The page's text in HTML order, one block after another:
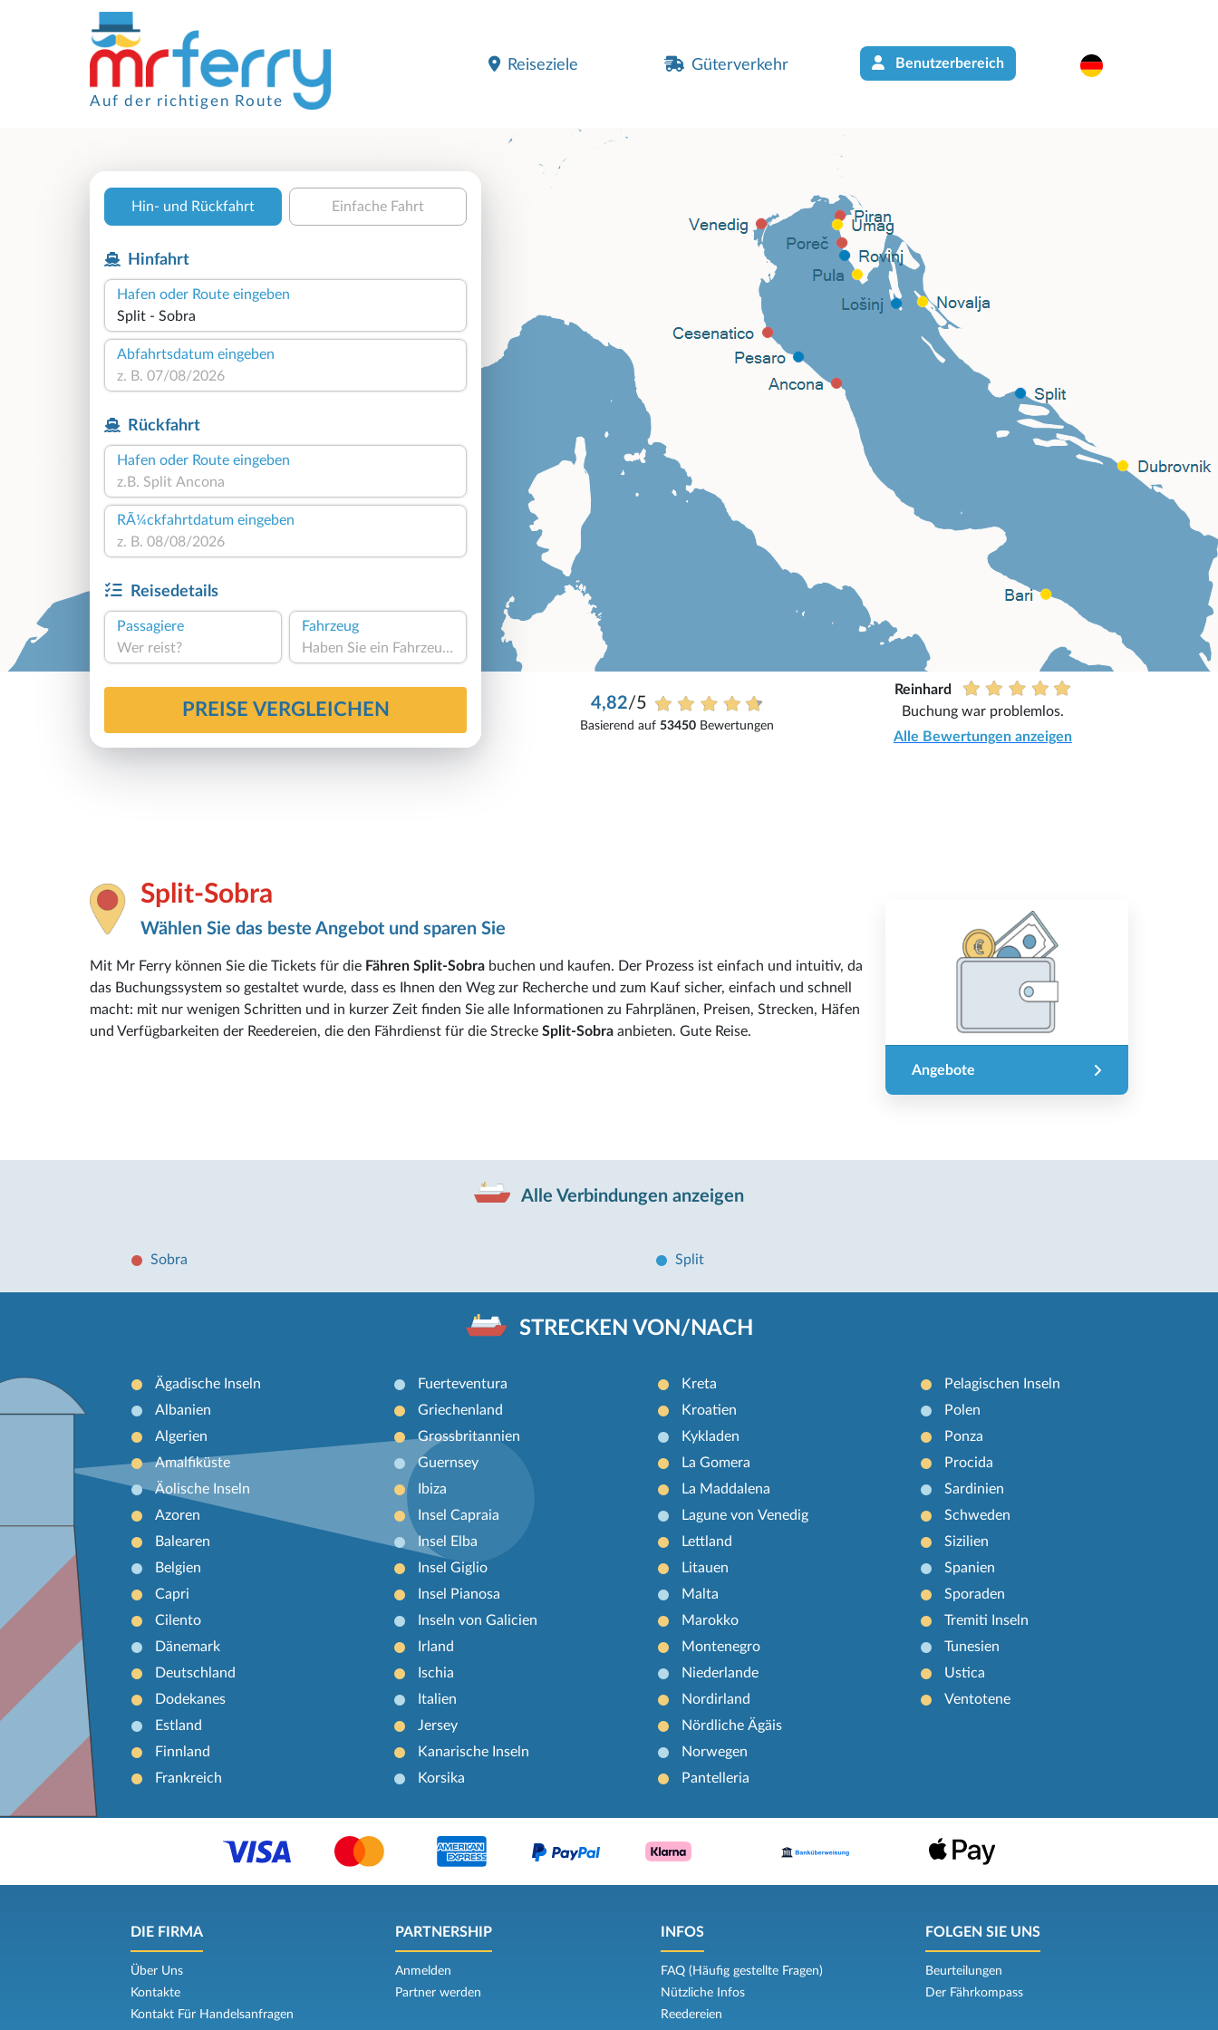
Auf der richtigen Route
Reiseziele Güterverkehr Benutzerbereich
Hin- und Rückfahrt Einfache Fahrt
Hinfahrt
Hafen oder Route eingeben
Abfahrtsdatum eingeben
Rückfahrt
Hafen oder Route eingeben
RÃ¼ckfahrtdatum eingeben
Reisedetails
Passagiere
Wer reist?
Fahrzeug
Haben Sie ein Fahrzeug?
PREISE VERGLEICHEN 4,82/5
Basierend auf53450 Bewertungen
Reinhard
Buchung war problemlos.
Alle Bewertungen anzeigen
Split-Sobra
Wählen Sie das beste Angebot und sparen Sie
Mit Mr Ferry können Sie die Tickets für die Fähren Split-Sobra buchen und kaufen. Der Prozess ist einfach und intuitiv, da
das Buchungssystem so gestaltet wurde, dass es Ihnen den Weg zur Recherche und zum Kauf sicher, einfach und schnell
macht: mit nur wenigen Schritten und in kurzer Zeit finden Sie alle Informationen zu Fahrplänen, Preisen, Strecken, Häfen
und Verfügbarkeiten der Reedereien, die den Fährdienst für die Strecke Split-Sobra anbieten. Gute Reise.
Angebote
Alle Verbindungen anzeigen
Sobra Split
STRECKEN VON/NACH
Ägadische Inseln
Albanien
Algerien
Amalfiküste
Äolische Inseln
Azoren
Balearen
Belgien
Capri
Cilento
Dänemark
Deutschland
Dodekanes
Estland
Finnland
Frankreich
Fuerteventura
Griechenland
Grossbritannien
Guernsey
Ibiza
Insel Capraia
Insel Elba
Insel Giglio
Insel Pianosa
Inseln von Galicien
Irland
Ischia
Italien
Jersey
Kanarische Inseln
Korsika
Kreta
Kroatien
Kykladen
La Gomera
La Maddalena
Lagune von Venedig
Lettland
Litauen
Malta
Marokko
Montenegro
Niederlande
Nordirland
Nördliche Ägäis
Norwegen
Pantelleria
Pelagischen Inseln
Polen
Ponza
Procida
Sardinien
Schweden
Sizilien
Spanien
Sporaden
Tremiti Inseln
Tunesien
Ustica
Ventotene
DIE FIRMA
Über Uns
Kontakte
Kontakt Für Handelsanfragen
PARTNERSHIP
Anmelden
Partner werden
INFOS
FAQ (Häufig gestellte Fragen)
Nützliche Infos
Reedereien
FOLGEN SIE UNS
Beurteilungen
Der Fährkompass